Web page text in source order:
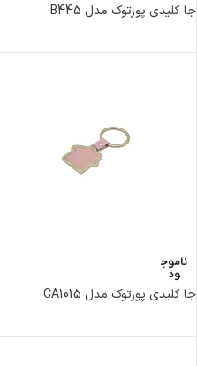
جا کلیدی پورتوک مدل B445
ناموج
ود
جا کلیدی پورتوک مدل CA1015